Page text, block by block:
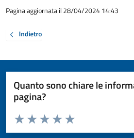
Pagina aggiornata il 28/04/2024 14:43
Indietro
Quanto sono chiare le
pagina?
Valuta da 1 a 5 stelle la pagina
Valuta 5 stelle su 5
Valuta 4 stelle su 5
Valuta 3 stelle su 5
Valuta 2 stelle su 5
Valuta 1 stelle su 5